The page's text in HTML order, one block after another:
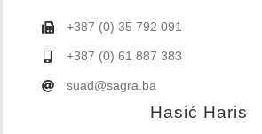
+387 (0) 35 792 091
+387 (0) 61 887 383
suad@sagra.ba
Hasić Haris